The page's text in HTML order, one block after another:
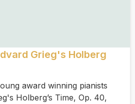
Grieg's Holberg
award winning pianists
Holberg’s Time, Op. 40,